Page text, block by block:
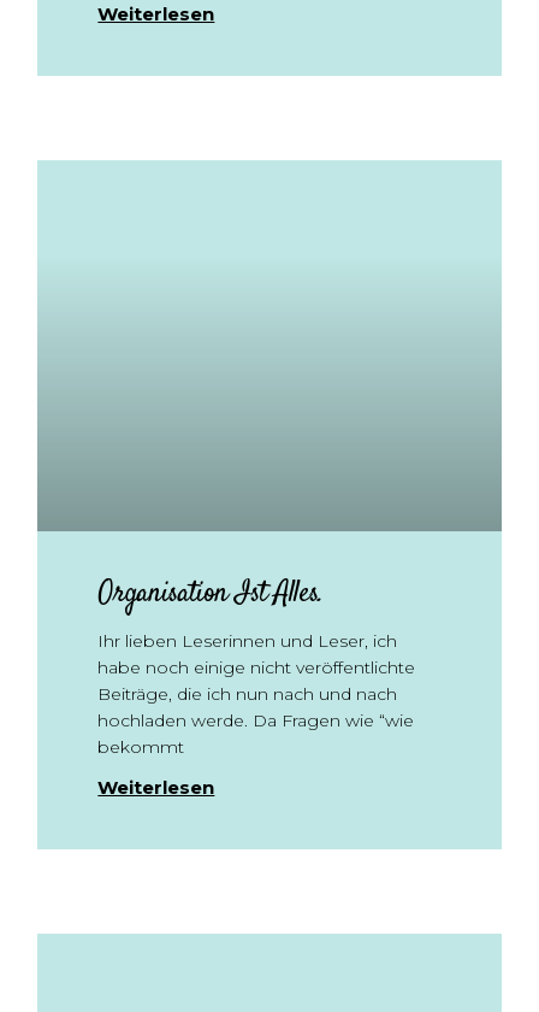
Weiterlesen
Organisation Ist Alles.
Ihr lieben Leserinnen und Leser, ich
habe noch einige nicht veröffentlichte
Beiträge, die ich nun nach und nach
hochladen werde. Da Fragen wie “wie
bekommt
Weiterlesen